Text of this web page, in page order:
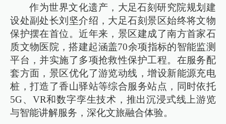
作为世界文化遗产，大足石刻研究院规划建
设处副处长刘坚介绍，大足石刻景区始终将文物
保护摆在首位。近年来，景区建成了南方首家石
质文物医院，搭建起涵盖70余项指标的智能监测
平台，并实施了多项抢救性保护工程。在服务配
套方面，景区优化了游览动线，增设新能源充电
桩，打造了香山驿站等综合服务站点，同时依托
5G、VR和数字孪生技术，推出沉浸式线上游览
与智能讲解服务，深化文旅融合体验。